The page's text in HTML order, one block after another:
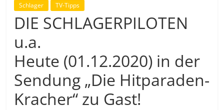
Schlager TV-Tipps
DIE SCHLAGERPILOTEN
u.a.
Heute (01.12.2020) in der
Sendung „Die Hitparaden-
Kracher“ zu Gast!